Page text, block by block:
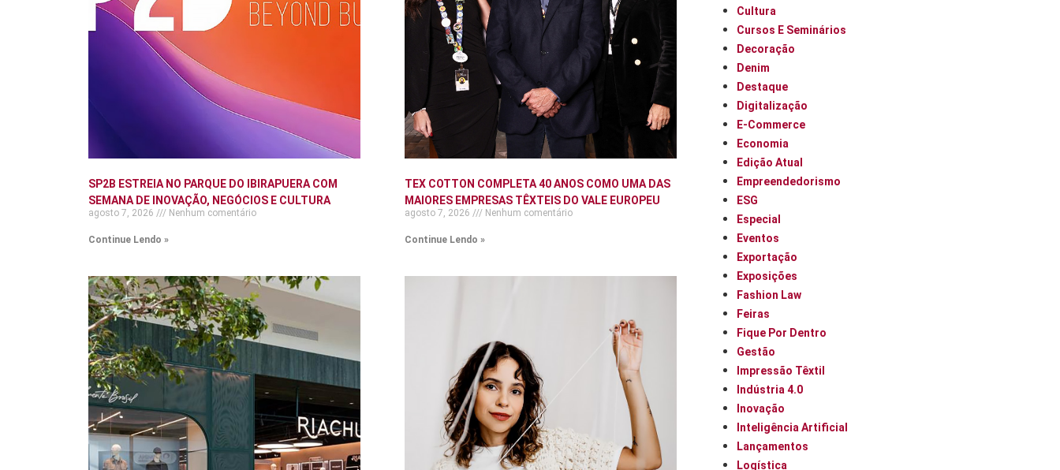
SP2B ESTREIA NO PARQUE DO IBIRAPUERA COM
SEMANA DE INOVAÇÃO, NEGÓCIOS E CULTURA
agosto 7, 2026 Nenhum comentário
Continue Lendo »
TEX COTTON COMPLETA 40 ANOS COMO UMA DAS
MAIORES EMPRESAS TÊXTEIS DO VALE EUROPEU
agosto 7, 2026 Nenhum comentário
Continue Lendo »
Cultura
Cursos E Seminários
Decoração
Denim
Destaque
Digitalização
E-Commerce
Economia
Edição Atual
Empreendedorismo
ESG
Especial
Eventos
Exportação
Exposições
Fashion Law
Feiras
Fique Por Dentro
Gestão
Impressão Têxtil
Indústria 4.0
Inovação
Inteligência Artificial
Lançamentos
Logística